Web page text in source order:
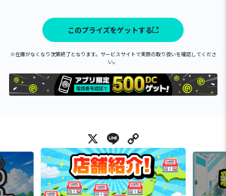
このプライズをゲットする
※在庫がなくなり次第終了となります。サービスサイトで実際の取り扱いを確認してくださ
い。
X Line